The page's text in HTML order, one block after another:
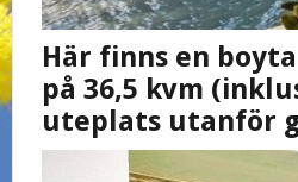
Här finns en
på 36,5 kvm
uteplats utanför